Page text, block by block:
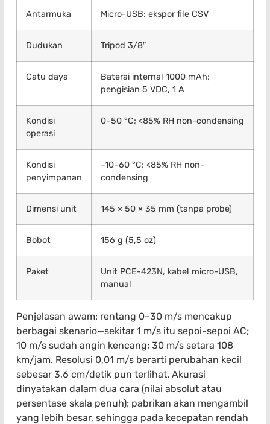
Antarmuka Micro-USB; ekspor file CSV
Dudukan Tripod 3/8″
Catu daya
Baterai internal 1000 mAh;
pengisian 5 VDC, 1 A
Kondisi
operasi
0–50 °C; <85% RH non-condensing
Kondisi
penyimpanan
–10–60 °C; <85% RH non-
condensing
Dimensi unit 145 × 50 × 35 mm (tanpa probe)
Bobot 156 g (5,5 oz)
Paket
Unit PCE-423N, kabel micro-USB,
manual
Penjelasan awam: rentang 0–30 m/s mencakup
berbagai skenario—sekitar 1 m/s itu sepoi-sepoi AC;
10 m/s sudah angin kencang; 30 m/s setara 108
km/jam. Resolusi 0,01 m/s berarti perubahan kecil
sebesar 3,6 cm/detik pun terlihat. Akurasi
dinyatakan dalam dua cara (nilai absolut atau
persentase skala penuh); pabrikan akan mengambil
yang lebih besar, sehingga pada kecepatan rendah